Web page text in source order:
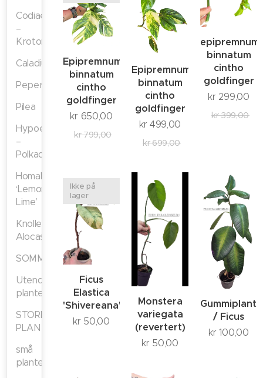
Codiaeum
–
Kroton
Caladium
Peperomia
Pilea
Hypoestes
–
Polkadot
Homalomena
‘Lemon
Lime’
Knoller,
Alocasia
SOMMERTILBUD
Utendørs
planter
STORE
PLANTER
små
planter
Epipremnum
binnatum
cintho
goldfinger
kr 650,00
kr799,00
Epipremnum
binnatum
cintho
goldfinger
kr 499,00
kr699,00
epipremnum
binnatum
cintho
goldfinger
kr 299,00
kr399,00
Ficus
Elastica
'Shivereana'
Ikke på
lager
kr 50,00
Monstera
variegata
(revertert)
kr 50,00
/ Ficus
kr100,00